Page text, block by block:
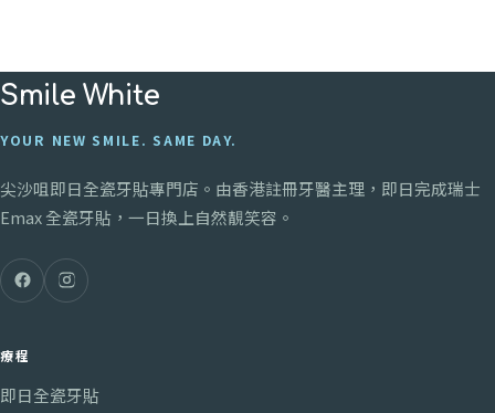
Smile White
YOUR NEW SMILE. SAME DAY.
尖沙咀即日全瓷牙貼專門店。由香港註冊牙醫主理，即日完成瑞士
Emax 全瓷牙貼，一日換上自然靚笑容。
療程
即日全瓷牙貼